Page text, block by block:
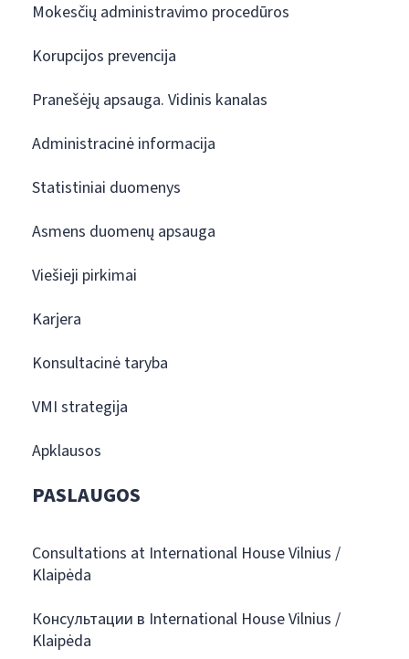
Mokesčių administravimo procedūros
Korupcijos prevencija
Pranešėjų apsauga. Vidinis kanalas
Administracinė informacija
Statistiniai duomenys
Asmens duomenų apsauga
Viešieji pirkimai
Karjera
Konsultacinė taryba
VMI strategija
Apklausos
PASLAUGOS
Consultations at International House Vilnius /
Klaipėda
Консультации в International House Vilnius /
Klaipėda